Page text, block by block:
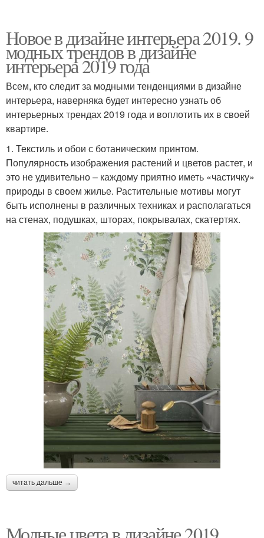
Новое в дизайне интерьера 2019. 9
модных трендов в дизайне
интерьера 2019 года
Всем, кто следит за модными тенденциями в дизайне
интерьера, наверняка будет интересно узнать об
интерьерных трендах 2019 года и воплотить их в своей
квартире.
1. Текстиль и обои с ботаническим принтом.
Популярность изображения растений и цветов растет, и
это не удивительно – каждому приятно иметь «частичку»
природы в своем жилье. Растительные мотивы могут
быть исполнены в различных техниках и располагаться
на стенах, подушках, шторах, покрывалах, скатертях.
читать дальше →